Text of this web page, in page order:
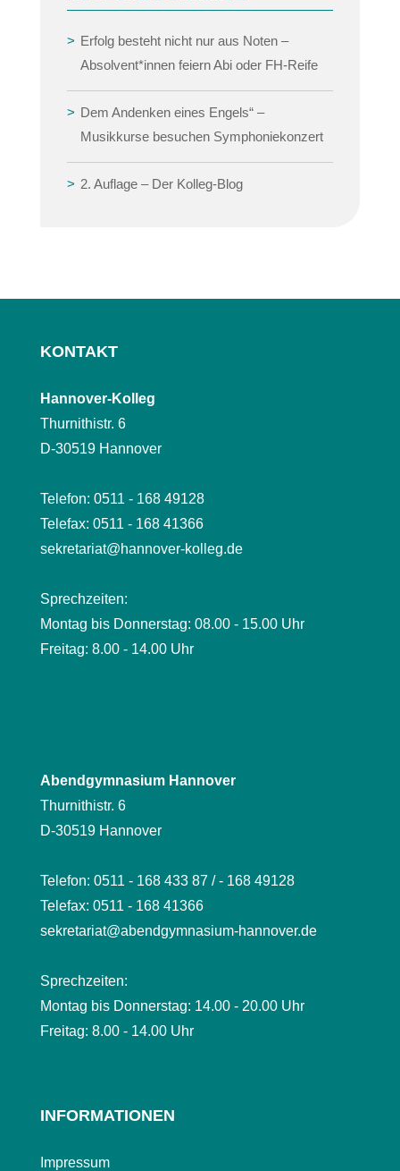
Erfolg besteht nicht nur aus Noten –
Absolvent*innen feiern Abi oder FH-Reife
Dem Andenken eines Engels“ –
Musikkurse besuchen Symphoniekonzert
2. Auflage – Der Kolleg-Blog
KONTAKT
Hannover-Kolleg
Thurnithistr. 6
D-30519 Hannover
Telefon: 0511 - 168 49128
Telefax: 0511 - 168 41366
sekretariat@hannover-kolleg.de
Sprechzeiten:
Montag bis Donnerstag: 08.00 - 15.00 Uhr
Freitag: 8.00 - 14.00 Uhr
Abendgymnasium Hannover
Thurnithistr. 6
D-30519 Hannover
Telefon: 0511 - 168 433 87 / - 168 49128
Telefax: 0511 - 168 41366
sekretariat@abendgymnasium-hannover.de
Sprechzeiten:
Montag bis Donnerstag: 14.00 - 20.00 Uhr
Freitag: 8.00 - 14.00 Uhr
INFORMATIONEN
Impressum